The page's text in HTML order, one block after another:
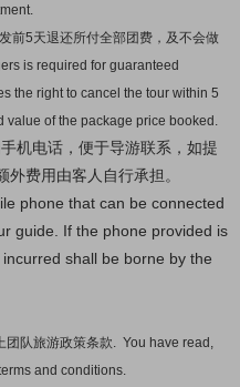
前5天退还所付全部团费，及不会做
is required for guaranteed
the right to cancel the tour within 5
of the package price booked.
机电话，便于导游联系，如提
费用由客人自行承担。
phone that can be connected
guide. If the phone provided is
shall be borne by the
队旅游政策条款. You have read,
and conditions.